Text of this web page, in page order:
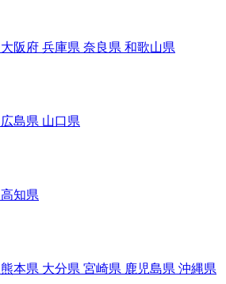
大阪府 兵庫県 奈良県 和歌山県
広島県 山口県
高知県
熊本県 大分県 宮崎県 鹿児島県 沖縄県